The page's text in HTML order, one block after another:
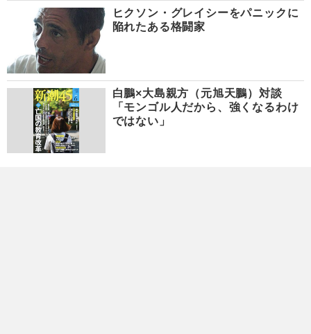
ヒクソン・グレイシーをパニックに
陥れたある格闘家
白鵬×大島親方（元旭天鵬）対談
「モンゴル人だから、強くなるわけ
ではない」